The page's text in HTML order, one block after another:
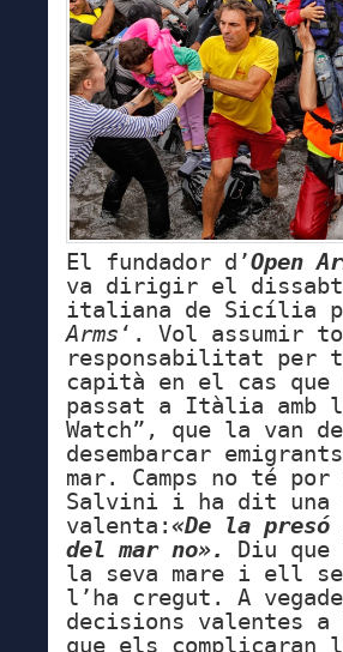
El fundador d’Open
va dirigir el
italiana de Sicília
Arms ‘. Vol assumir
responsabilitat per
capità en el cas que
passat a Itàlia amb
Watch”, que la van
desembarcar
mar. Camps no té por
Salvini i ha dit una
valenta:«De la
del mar no».
Diu
la seva mare i ell
l’ha cregut. A
decisions valentes
que els